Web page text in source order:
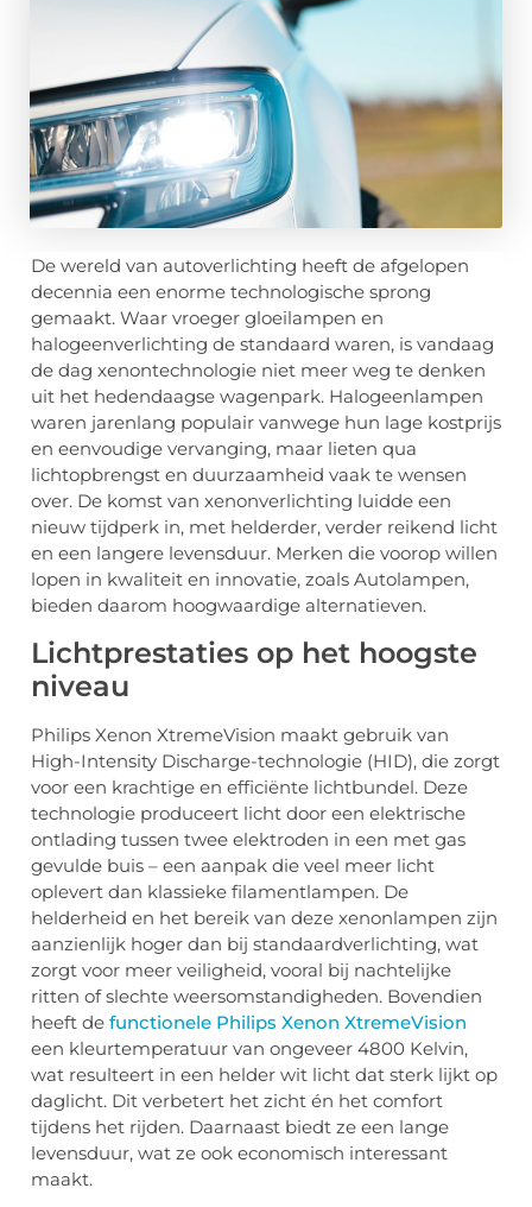
De wereld van autoverlichting heeft de afgelopen
decennia een enorme technologische sprong
gemaakt. Waar vroeger gloeilampen en
halogeenverlichting de standaard waren, is vandaag
de dag xenontechnologie niet meer weg te denken
uit het hedendaagse wagenpark. Halogeenlampen
waren jarenlang populair vanwege hun lage kostprijs
en eenvoudige vervanging, maar lieten qua
lichtopbrengst en duurzaamheid vaak te wensen
over. De komst van xenonverlichting luidde een
nieuw tijdperk in, met helderder, verder reikend licht
en een langere levensduur. Merken die voorop willen
lopen in kwaliteit en innovatie, zoals Autolampen,
bieden daarom hoogwaardige alternatieven.
Lichtprestaties op het hoogste
niveau
Philips Xenon XtremeVision maakt gebruik van
High-Intensity Discharge-technologie (HID), die zorgt
voor een krachtige en efficiënte lichtbundel. Deze
technologie produceert licht door een elektrische
ontlading tussen twee elektroden in een met gas
gevulde buis – een aanpak die veel meer licht
oplevert dan klassieke filamentlampen. De
helderheid en het bereik van deze xenonlampen zijn
aanzienlijk hoger dan bij standaardverlichting, wat
zorgt voor meer veiligheid, vooral bij nachtelijke
ritten of slechte weersomstandigheden. Bovendien
heeft de functionele Philips Xenon XtremeVision
een kleurtemperatuur van ongeveer 4800 Kelvin,
wat resulteert in een helder wit licht dat sterk lijkt op
daglicht. Dit verbetert het zicht én het comfort
tijdens het rijden. Daarnaast biedt ze een lange
levensduur, wat ze ook economisch interessant
maakt.